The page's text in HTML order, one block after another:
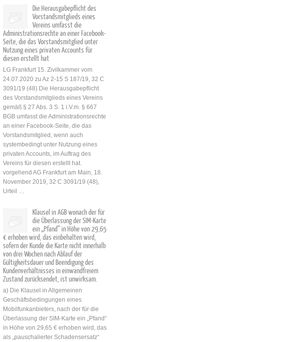
Verkäufer schlechthin
unzumutbar ist.
1. Ob eine per Email dem
Kunden übersandte
automatische Antwort neben
der Wissenserklärung des §
312i Abs. 1 Nr. 3 BGB
zugleich auch eine auf die
Vertragsannahme gerichtete
Willenserklärung beinhaltet,
ist durch Auslegung nach §§
133, 157 BGB zu ermitteln. 2.
Eine mit „Auftragsbestätigung“
überschriebene automatische
Email, die eine
Wissenserklärung nach § 312i
Abs. 1 Nr. 3 BGB beinhaltet,
ist regelmäßig zugleich als
eine auf die Vertragsannahme
gerichtete Willenserklärung
Wissenserklärung nach § 312i
Abs. 1 Nr. 3 BGB enthaltene
Erklärung „Vielen Dank für
Ihren Auftrag. Wir werden Ihre
Bestellung umgehend
bearbeiten.“ lässt im Rahmen
der Auslegung regelmäßig den
Schluss zu, dass damit
zugleich eine auf...
Die Herausgabepflicht des
Vorstandsmitglieds eines
Vereins umfasst die
Administrationsrechte an einer Facebook-
Seite, die das Vorstandsmitglied unter
Nutzung eines privaten Accounts für
diesen erstellt hat
LG Frankfurt 15. Zivilkammer vom
24.07.2020 zu Az 2-15 S 187/19, 32 C
3091/19 (48) Die Herausgabepflicht
des Vorstandsmitglieds eines Vereins
gemäß § 27 Abs. 3 S. 1 i.V.m. § 667
BGB umfasst die Administrationsrechte
an einer Facebook-Seite, die das
Vorstandsmitglied, wenn auch
systembedingt unter Nutzung eines
privaten Accounts, im Auftrag des
Vereins für diesen erstellt hat.
vorgehend AG Frankfurt am Main, 18.
November 2019, 32 C 3091/19 (48),
Urteil …
Klausel in AGB wonach der für
die Überlassung der SIM-Karte
ein „Pfand“ in Höhe von 29,65
€ erhoben wird, das einbehalten wird,
sofern der Kunde die Karte nicht innerhalb
von drei Wochen nach Ablauf der
Gültigkeitsdauer und Beendigung des
Kundenverhältnisses in einwandfreiem
Zustand zurücksendet, ist unwirksam.
a) Die Klausel in Allgemeinen
Geschäftsbedingungen eines
Mobilfunkanbieters, nach der für die
Überlassung der SIM-Karte ein „Pfand“
in Höhe von 29,65 € erhoben wird, das
als „pauschalierter Schadensersatz“